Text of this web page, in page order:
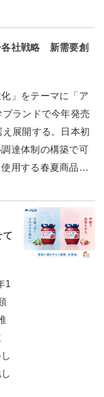
各社戦略 新需要創
」をテーマに「ア
ランドで今年発売
展開する。日本初
達体制の構築で可
用する春夏商品…
て
1